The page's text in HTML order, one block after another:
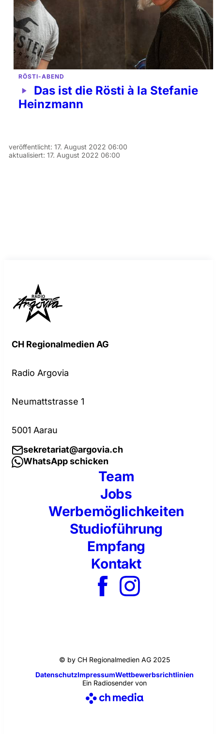
RÖSTI-ABEND
Das ist die Rösti à la Stefanie
Heinzmann
veröffentlicht: 17. August 2022 06:00
aktualisiert: 17. August 2022 06:00
CH Regionalmedien AG
Radio Argovia
Neumattstrasse 1
5001 Aarau
sekretariat@argovia.ch
WhatsApp schicken
Team
Jobs
Werbemöglichkeiten
Studioführung
Empfang
Kontakt
© by CH Regionalmedien AG 2025
DatenschutzImpressumWettbewerbsrichtlinien
Ein Radiosender von